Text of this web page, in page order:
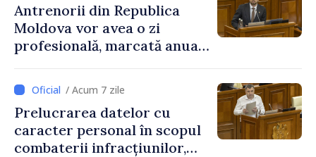
Antrenorii din Republica
Moldova vor avea o zi
profesională, marcată anual
/ Acum 7 zile
Prelucrarea datelor cu
caracter personal în scopul
combaterii infracțiunilor,